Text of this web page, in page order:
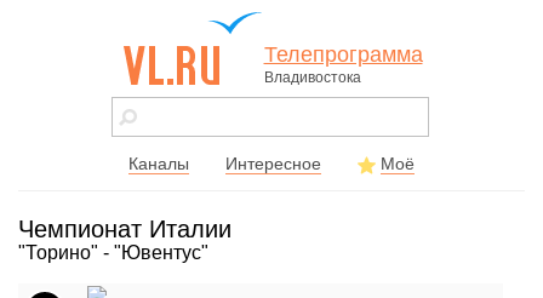
vl.ru - сайт
города
Телепрограмма
Владивостока
Каналы Интересное Моё
Чемпионат Италии
"Торино" - "Ювентус"